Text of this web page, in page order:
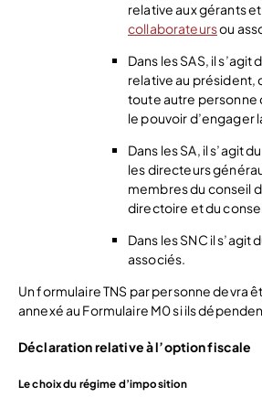
relative aux gérants
collaborateursou
Dans les SAS, il
relative au président,
toute autre personne
le pouvoir d’engager
Dans les SA, il s’agit
les directeurs
membres du conseil
directoire et du
Dans les SNC il s’agit
associés.
Un formulaire TNS par personne devra
annexé au Formulaire M0 si ils
Déclaration relative à l’option fiscale
Le choix du régime d’imposition